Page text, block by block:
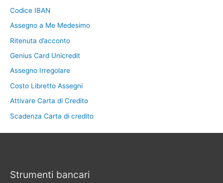
Codice IBAN
Assegno a Me Medesimo
Ritenuta d’acconto
Genius Card Unicredit
Assegno Irregolare
Costo Libretto Assegni
Attivare Carta di Credito
Scadenza Carta di credito
Strumenti bancari